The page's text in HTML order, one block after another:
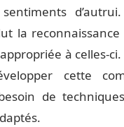
la
à celles-
cette
de